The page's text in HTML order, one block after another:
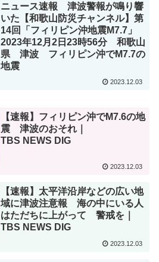
ニュース速報 津波警報が鳴り響
いた【和歌山防災チャンネル】第
14回「フィリピン沖地震M7.7」
2023年12月2日23時56分 和歌山
県 津波 フィリピン沖でM7.7の
地震
2023.12.03
【速報】フィリピン沖でM7.6の地
震 津波のおそれ｜
TBS NEWS DIG
2023.12.03
【速報】太平洋沿岸などの広い地
域に津波注意報 海の中にいる人
はただちに上がって 警戒を｜
TBS NEWS DIG
2023.12.03